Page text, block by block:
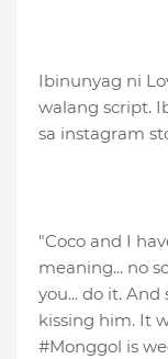
Ibinunyag ni
walang script.
sa instagram
"Coco and I
meaning... no
you... do it.
kissing him. It
#Monggol is